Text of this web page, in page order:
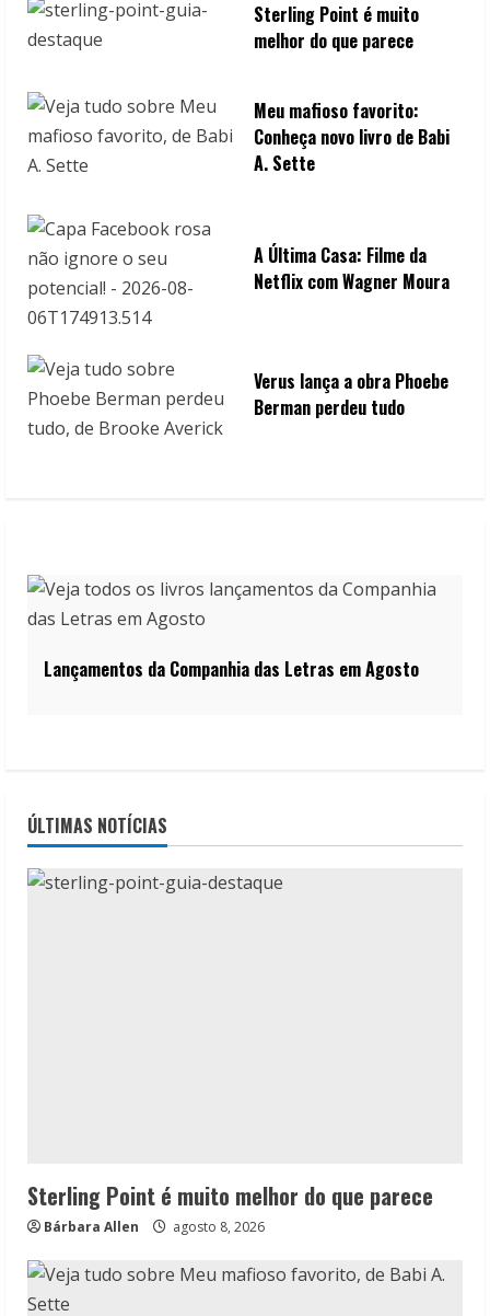
Sterling Point é muito
melhor do que parece
Meu mafioso favorito:
Conheça novo livro de Babi
A. Sette
A Última Casa: Filme da
Netflix com Wagner Moura
Verus lança a obra Phoebe
Berman perdeu tudo
Lançamentos da Companhia das Letras em Agosto
ÚLTIMAS NOTÍCIAS
Sterling Point é muito melhor do que parece
Bárbara Allen agosto 8, 2026